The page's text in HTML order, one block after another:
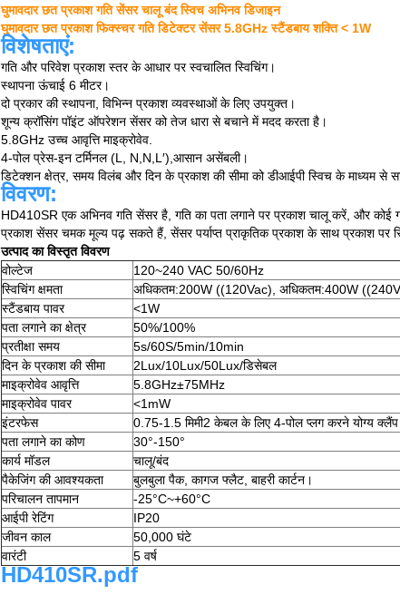
घुमावदार छत प्रकाश गति सेंसर चालू बंद स्विच अभिनव डिजाइन
घुमावदार छत प्रकाश फिक्स्चर गति डिटेक्टर सेंसर 5.8GHz स्टैंडबाय शक्ति < 1W
विशेषताएं:
गति और परिवेश प्रकाश स्तर के आधार पर स्वचालित स्विचिंग।
स्थापना ऊंचाई 6 मीटर।
दो प्रकार की स्थापना, विभिन्न प्रकाश व्यवस्थाओं के लिए उपयुक्त।
शून्य क्रॉसिंग पॉइंट ऑपरेशन सेंसर को तेज धारा से बचाने में मदद करता है।
5.8GHz उच्च आवृत्ति माइक्रोवेव.
4-पोल प्रेस-इन टर्मिनल (L, N,N,L′),आसान असेंबली।
डिटेक्शन क्षेत्र, समय विलंब और दिन के प्रकाश की सीमा को डीआईपी स्विच के माध्यम
विवरण:
HD410SR एक अभिनव गति सेंसर है, गति का पता लगाने पर प्रकाश चालू करें, और कोई
प्रकाश सेंसर चमक मूल्य पढ़ सकते हैं, सेंसर पर्याप्त प्राकृतिक प्रकाश के साथ प्रकाश पर
उत्पाद का विस्तृत विवरण
वोल्टेज
120~240 VAC 50/60Hz
स्विचिंग क्षमता
अधिकतम:200W ((120Vac), अधिकतम:400W
स्टैंडबाय पावर
<1W
पता लगाने का क्षेत्र
50%/100%
प्रतीक्षा समय
5s/60S/5min/10min
दिन के प्रकाश की सीमा
2Lux/10Lux/50Lux/डिसेबल
माइक्रोवेव आवृत्ति
5.8GHz±75MHz
माइक्रोवेव पावर
<1mW
इंटरफेस
0.75-1.5 मिमी2 केबल के लिए 4-पोल प्लग करने योग्य
पता लगाने का कोण
30°-150°
कार्य मॉडल
चालू/बंद
पैकेजिंग की आवश्यकता
बुलबुला पैक, कागज फ्लैट, बाहरी कार्टन।
परिचालन तापमान
-25°C~+60°C
आईपी रेटिंग
IP20
जीवन काल
50,000 घंटे
वारंटी
5 वर्ष
HD410SR.pdf